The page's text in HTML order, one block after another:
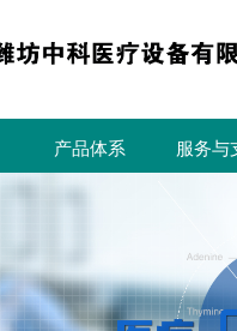
产品体系 服务与